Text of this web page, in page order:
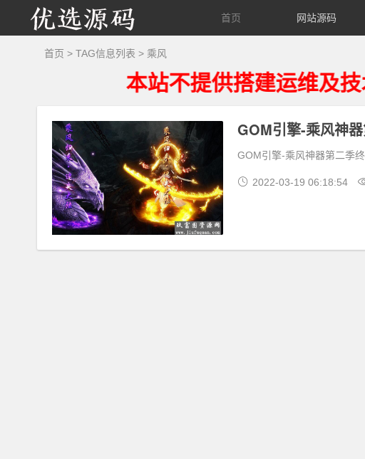
优 首页 网站源码
首页 > TAG信息列表 > 乘风
本站不提供搭建运维及技术
GOM引擎-乘风神
GOM引擎-乘风神器第二季
2022-03-19 06:18:54